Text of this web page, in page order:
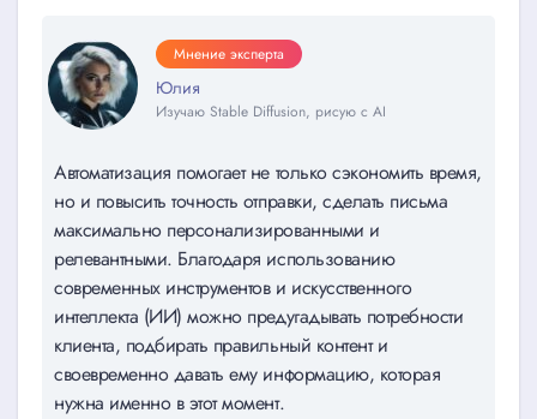
Мнение эксперта
Юлия
Изучаю Stable Diffusion, рисую с AI
Автоматизация помогает не только сэкономить время,
но и повысить точность отправки, сделать письма
максимально персонализированными и
релевантными. Благодаря использованию
современных инструментов и искусственного
интеллекта (ИИ) можно предугадывать потребности
клиента, подбирать правильный контент и
своевременно давать ему информацию, которая
нужна именно в этот момент.